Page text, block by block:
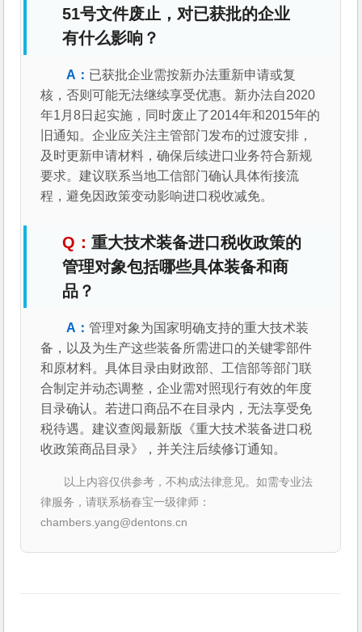
51号文件废止，对已获批的企业
有什么影响？
已获批企业需按新办法重新申请或复
核，否则可能无法继续享受优惠。新办法自2020
年1月8日起实施，同时废止了2014年和2015年的
旧通知。企业应关注主管部门发布的过渡安排，
及时更新申请材料，确保后续进口业务符合新规
要求。建议联系当地工信部门确认具体衔接流
程，避免因政策变动影响进口税收减免。
重大技术装备进口税收政策的
管理对象包括哪些具体装备和商
品？
管理对象为国家明确支持的重大技术装
备，以及为生产这些装备所需进口的关键零部件
和原材料。具体目录由财政部、工信部等部门联
合制定并动态调整，企业需对照现行有效的年度
目录确认。若进口商品不在目录内，无法享受免
税待遇。建议查阅最新版《重大技术装备进口税
收政策商品目录》，并关注后续修订通知。
以上内容仅供参考，不构成法律意见。如需专业法
律服务，请联系杨春宝一级律师：
chambers.yang@dentons.cn